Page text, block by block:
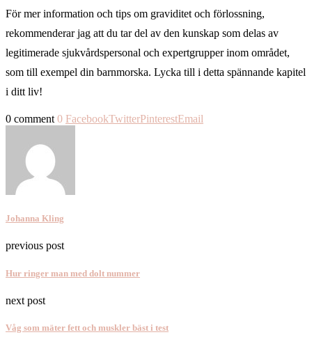
För mer information och tips om graviditet och förlossning,
rekommenderar jag att du tar del av den kunskap som delas av
legitimerade sjukvårdspersonal och expertgrupper inom området,
som till exempel din barnmorska. Lycka till i detta spännande kapitel
i ditt liv!
0 comment 0 FacebookTwitterPinterestEmail
Johanna Kling
previous post
Hur ringer man med dolt nummer
next post
Våg som mäter fett och muskler bäst i test